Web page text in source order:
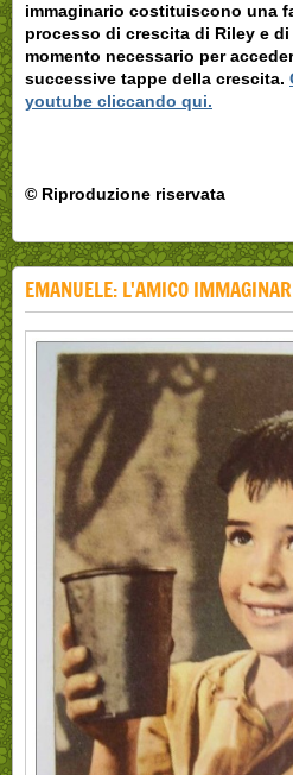
immaginario costituiscono una
processo di crescita di Riley e
momento necessario per
successive tappe della crescita.
youtube cliccando qui.
© Riproduzione riservata
EMANUELE: L'AMICO